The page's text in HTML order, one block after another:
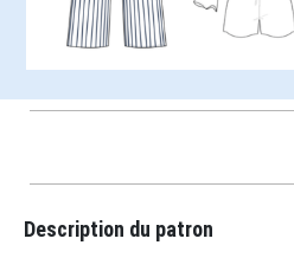
Description du patron